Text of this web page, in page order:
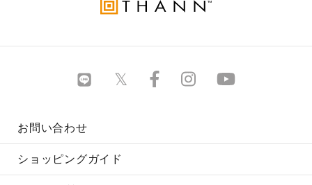
お問い合わせ
ショッピングガイド